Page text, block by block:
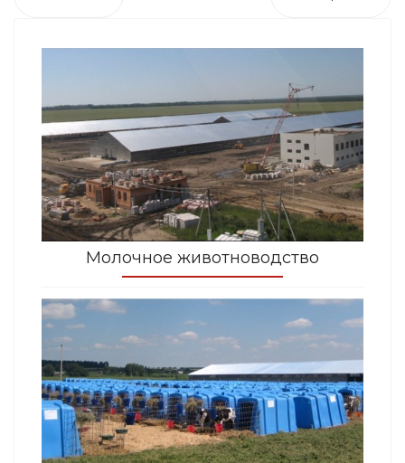
Молочное животноводство